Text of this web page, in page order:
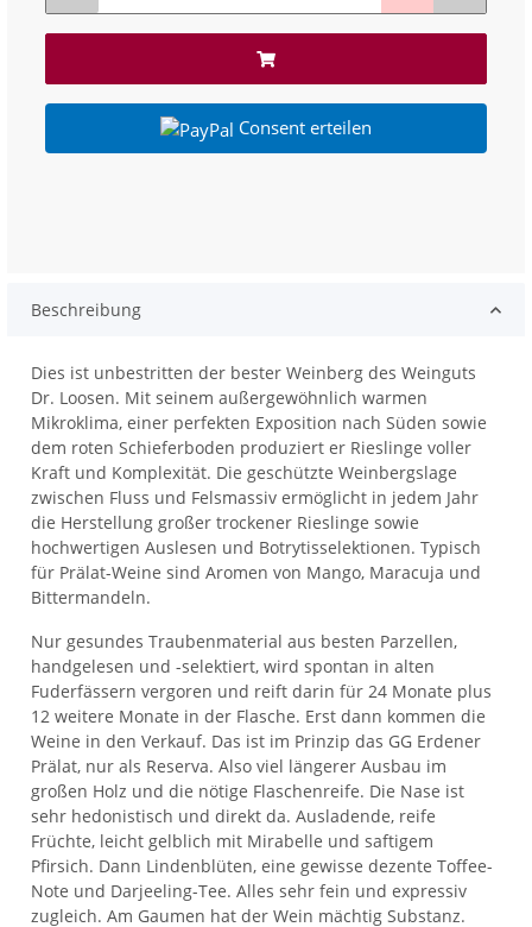
Consent erteilen
Beschreibung
Dies ist unbestritten der bester Weinberg des Weinguts
Dr. Loosen. Mit seinem außergewöhnlich warmen
Mikroklima, einer perfekten Exposition nach Süden sowie
dem roten Schieferboden produziert er Rieslinge voller
Kraft und Komplexität. Die geschützte Weinbergslage
zwischen Fluss und Felsmassiv ermöglicht in jedem Jahr
die Herstellung großer trockener Rieslinge sowie
hochwertigen Auslesen und Botrytisselektionen. Typisch
für Prälat-Weine sind Aromen von Mango, Maracuja und
Bittermandeln.
Nur gesundes Traubenmaterial aus besten Parzellen,
handgelesen und -selektiert, wird spontan in alten
Fuderfässern vergoren und reift darin für 24 Monate plus
12 weitere Monate in der Flasche. Erst dann kommen die
Weine in den Verkauf. Das ist im Prinzip das GG Erdener
Prälat, nur als Reserva. Also viel längerer Ausbau im
großen Holz und die nötige Flaschenreife. Die Nase ist
sehr hedonistisch und direkt da. Ausladende, reife
Früchte, leicht gelblich mit Mirabelle und saftigem
Pfirsich. Dann Lindenblüten, eine gewisse dezente Toffee-
Note und Darjeeling-Tee. Alles sehr fein und expressiv
zugleich. Am Gaumen hat der Wein mächtig Substanz.